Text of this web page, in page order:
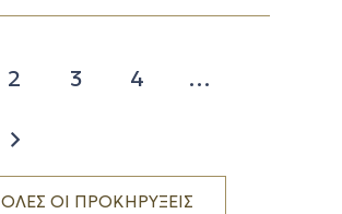
2 3 4 …
ΟΛΕΣ ΟΙ ΠΡΟΚΗΡΥΞΕΙΣ